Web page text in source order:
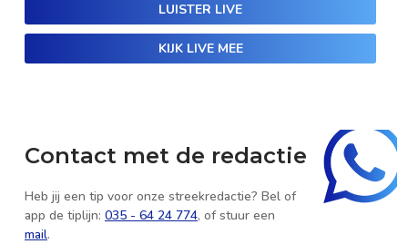
LUISTER LIVE
KIJK LIVE MEE
Contact met de redactie
Heb jij een tip voor onze streekredactie? Bel of
app de tiplijn: 035 - 64 24 774, of stuur een
mail.